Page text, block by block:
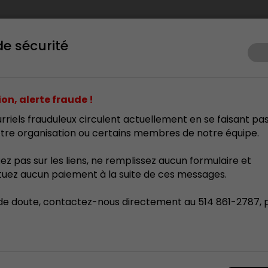
sécurité
alerte fraude !
frauduleux circulent actuellement en se faisant
organisation ou certains membres de notre équipe.
pas sur les liens, ne remplissez aucun formulaire et
aucun paiement à la suite de ces messages.
doute, contactez-nous directement au 514 861-2787,
Prix d’excellence